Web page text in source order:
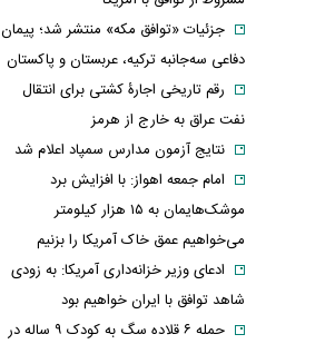
جزئیات «توافق مکه» منتشر شد؛ پیمان
دفاعی سه‌جانبه ترکیه، عربستان و پاکستان
رقم تاریخی اجارۀ کشتی برای انتقال
نفت عراق به خارج از هرمز
نتایج آزمون مدارس سمپاد اعلام شد
امام‌ جمعه اهواز: با افزایش برد
موشک‌هایمان به ۱۵ هزار کیلومتر
می‌خواهیم عمق خاک آمریکا را بزنیم
ادعای وزیر خزانه‌داری آمریکا: به زودی
شاهد توافق با ایران خواهیم بود
حمله ۶ قلاده سگ به کودک ۹ ساله در